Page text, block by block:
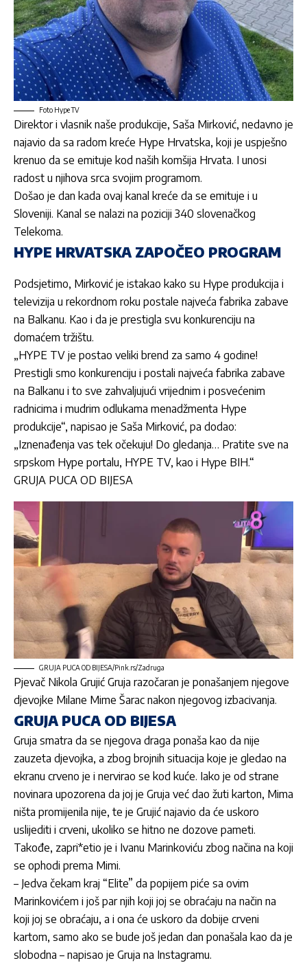
Foto Hype TV
Direktor i vlasnik naše produkcije, Saša Mirković, nedavno je
najavio da sa radom kreće Hype Hrvatska, koji je uspješno
krenuo da se emituje kod naših komšija Hrvata. I unosi
radost u njihova srca svojim programom.
Došao je dan kada ovaj kanal kreće da se emituje i u
Sloveniji. Kanal se nalazi na poziciji 340 slovenačkog
Telekoma.
HYPE HRVATSKA ZAPOČEO PROGRAM
Podsjetimo, Mirković je istakao kako su Hype produkcija i
televizija u rekordnom roku postale najveća fabrika zabave
na Balkanu. Kao i da je prestigla svu konkurenciju na
domaćem tržištu.
„HYPE TV je postao veliki brend za samo 4 godine!
Prestigli smo konkurenciju i postali najveća fabrika zabave
na Balkanu i to sve zahvaljujući vrijednim i posvećenim
radnicima i mudrim odlukama menadžmenta Hype
produkcije“, napisao je Saša Mirković, pa dodao:
„Iznenađenja vas tek očekuju! Do gledanja… Pratite sve na
srpskom Hype portalu, HYPE TV, kao i Hype BIH.“
GRUJA PUCA OD BIJESA
GRUJA PUCA OD BIJESA/Pink.rs/Zadruga
Pjevač Nikola Grujić Gruja razočaran je ponašanjem njegove
djevojke Milane Mime Šarac nakon njegovog izbacivanja.
GRUJA PUCA OD BIJESA
Gruja smatra da se njegova draga ponaša kao da nije
zauzeta djevojka, a zbog brojnih situacija koje je gledao na
ekranu crveno je i nervirao se kod kuće. Iako je od strane
novinara upozorena da joj je Gruja već dao žuti karton, Mima
ništa promijenila nije, te je Grujić najavio da će uskoro
uslijediti i crveni, ukoliko se hitno ne dozove pameti.
Takođe, zapri*etio je i Ivanu Marinkoviću zbog načina na koji
se ophodi prema Mimi.
– Jedva čekam kraj “Elite” da popijem piće sa ovim
Marinkovićem i još par njih koji joj se obraćaju na način na
koji joj se obraćaju, a i ona će uskoro da dobije crveni
kartom, samo ako se bude još jedan dan ponašala kao da je
slobodna – napisao je Gruja na Instagramu.